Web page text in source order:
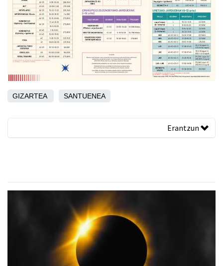
GIZARTEA SANTUENEA
Erantzun